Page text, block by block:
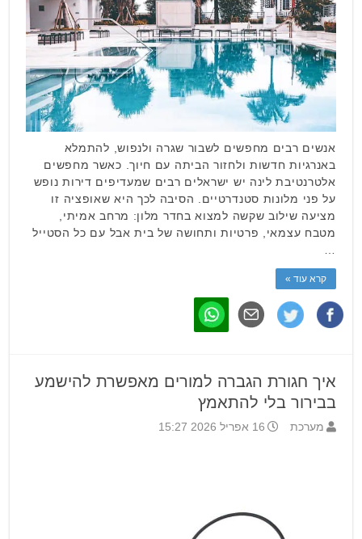
אנשים רבים מחפשים לשבור שגרה ולנפוש, להתמלא
באנרגיות חדשות ולחזור הביתה עם חיוך. כאשר מחפשים
אלטרנטיבת לינה יש ישראלים רבים שמעדיפים דירות נופש
על פני מלונות סטנדרטיים. הסיבה לכך היא שאופציה זו
מציעה שילוב שקשה למצוא בחדר מלון: מרחב אמיתי,
מטבח עצמאי, פרטיות ותחושה של בית אבל עם כל הסטייל
קרא עוד »
איך חגורת הגברה למורים מאפשרת להישמע
בבירור בלי להתאמץ
מערכת 16 אפריל 2026 15:27